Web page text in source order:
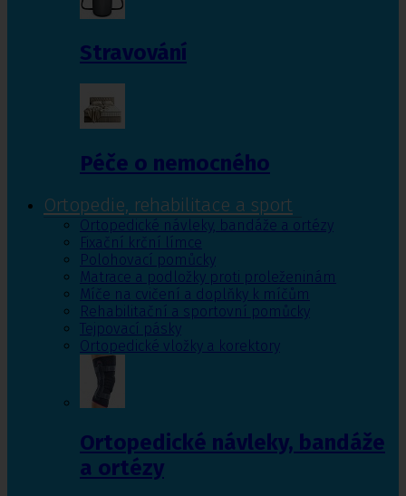
Stravování
Péče o nemocného
Ortopedie, rehabilitace a sport
Ortopedické návleky, bandáže a ortézy
Fixační krční límce
Polohovací pomůcky
Matrace a podložky proti proleženinám
Míče na cvičení a doplňky k míčům
Rehabilitační a sportovní pomůcky
Tejpovací pásky
Ortopedické vložky a korektory
Ortopedické návleky, bandáže
a ortézy